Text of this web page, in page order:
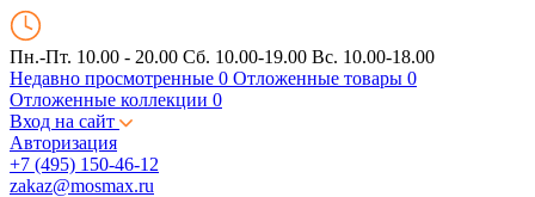
Пн.-Пт. 10.00 - 20.00 Сб. 10.00-19.00 Вс. 10.00-18.00
Недавно просмотренные 0 Отложенные товары 0
Отложенные коллекции 0
Вход на сайт
Авторизация
+7 (495) 150-46-12
zakaz@mosmax.ru